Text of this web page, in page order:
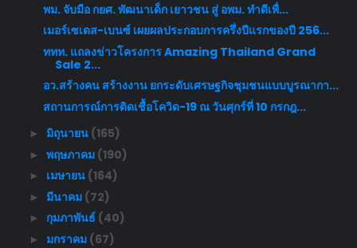
พม. จับมือ กยศ. พัฒนาเด็ก เยาวชน สู่ อพม. ทำดีเพื่...
เมอร์เซเดส-เบนซ์ เผยผลประกอบการครึ่งปีแรกของปี 256...
ททท. แถลงข่าวโครงการ Amazing Thailand Grand
Sale 2...
อว.สร้างคน สร้างงาน ยกระดับเศรษฐกิจชุมชนแบบบูรณากา...
สถานการณ์การติดเชื้อโควิด-19 ณ วันศุกร์ที่ 10 กรกฎ...
► มิถุนายน (165)
► พฤษภาคม (190)
► เมษายน (164)
► มีนาคม (72)
► กุมภาพันธ์ (40)
► มกราคม (67)